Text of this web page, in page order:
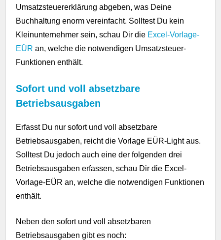
Umsatzsteuererklärung abgeben, was Deine
Buchhaltung enorm vereinfacht. Solltest Du kein
Kleinunternehmer sein, schau Dir die Excel-Vorlage-
EÜR an, welche die notwendigen Umsatzsteuer-
Funktionen enthält.
Sofort und voll absetzbare
Betriebsausgaben
Erfasst Du nur sofort und voll absetzbare
Betriebsausgaben, reicht die Vorlage EÜR-Light aus.
Solltest Du jedoch auch eine der folgenden drei
Betriebsausgaben erfassen, schau Dir die Excel-
Vorlage-EÜR an, welche die notwendigen Funktionen
enthält.
Neben den sofort und voll absetzbaren
Betriebsausgaben gibt es noch: